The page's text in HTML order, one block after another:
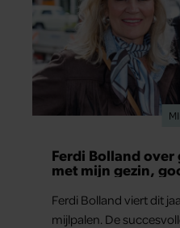
Ferdi Bolland over
met mijn gezin,
Ferdi Bolland viert dit
mijlpalen. De